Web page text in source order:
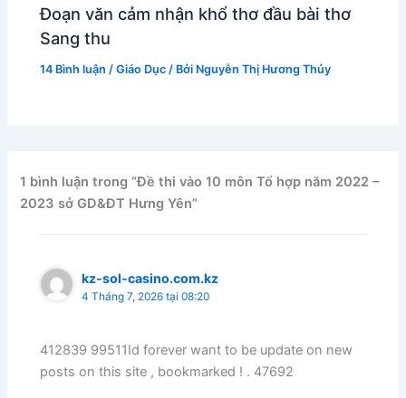
Đoạn văn cảm nhận khổ thơ đầu bài thơ
Sang thu
14 Bình luận /Giáo Dục / Bởi Nguyễn Thị Hương Thủy
1 bình luận trong “Đề thi vào 10 môn Tổ hợp năm 2022 –
2023 sở GD&ĐT Hưng Yên”
kz-sol-casino.com.kz
4 Tháng 7, 2026 tại 08:20
412839 99511Id forever want to be update on new
posts on this site , bookmarked ! . 47692